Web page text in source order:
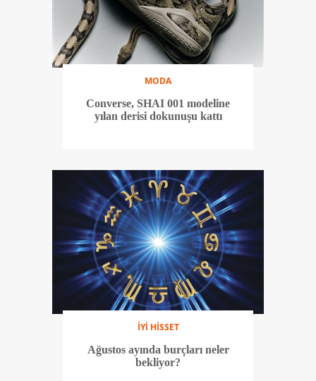
MODA
Converse, SHAI 001 modeline
yılan derisi dokunuşu kattı
İYİ HİSSET
Ağustos ayında burçları neler
bekliyor?